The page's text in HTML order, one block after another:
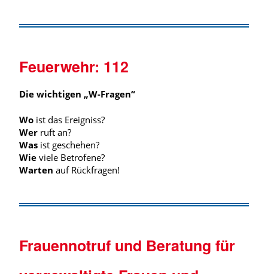
Feuerwehr: 112
Die wichtigen „W-Fragen“
Wo ist das Ereigniss?
Wer ruft an?
Was ist geschehen?
Wie viele Betrofene?
Warten auf Rückfragen!
Frauennotruf und Beratung für